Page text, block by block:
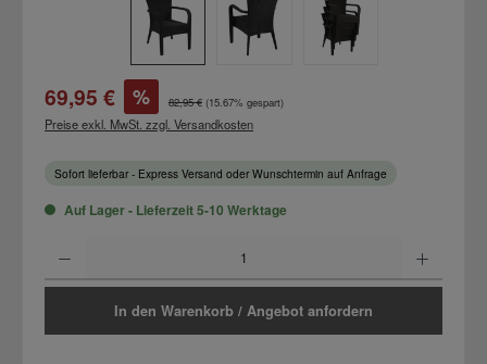
Verkaufspreis:
69,95 € % Regulärer Preis:
82,95 € (15.67% gespart)
Preise exkl. MwSt. zzgl. Versandkosten
Sofort lieferbar - Express Versand oder Wunschtermin auf Anfrage
Auf Lager - Lieferzeit 5-10 Werktage
In den Warenkorb / Angebot anfordern